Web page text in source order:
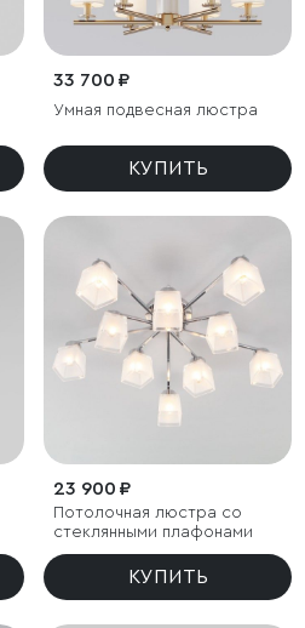
33 700 ₽
Умная подвесная люстра
КУПИТЬ
23 900 ₽
Потолочная люстра со
стеклянными плафонами
КУПИТЬ